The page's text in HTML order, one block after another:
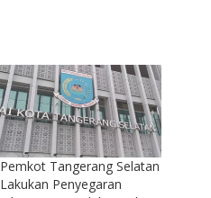
Pemkot Tangerang Selatan
Lakukan Penyegaran